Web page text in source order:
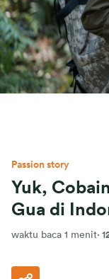
Passion story
Yuk,
Gua di
waktu baca 1 menit·